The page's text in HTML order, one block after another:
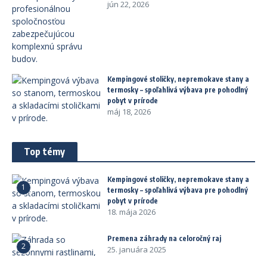
jún 22, 2026
Kempingové stoličky, nepremokave stany a
termosky – spoľahlivá výbava pre pohodlný
pobyt v prírode
máj 18, 2026
Top témy
1
Kempingové stoličky, nepremokave stany a
termosky – spoľahlivá výbava pre pohodlný
pobyt v prírode
18. mája 2026
2
Premena záhrady na celoročný raj
25. januára 2025